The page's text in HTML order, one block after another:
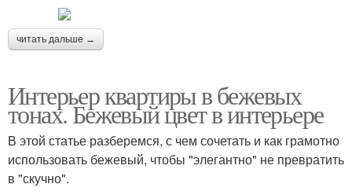
читать дальше →
Интерьер квартиры в бежевых
тонах. Бежевый цвет в интерьере
В этой статье разберемся, с чем сочетать и как грамотно
использовать бежевый, чтобы "элегантно" не превратить
в "скучно".